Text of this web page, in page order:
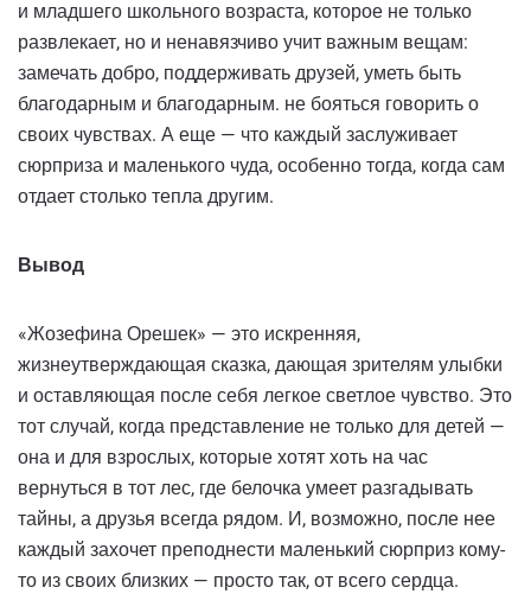
и младшего школьного возраста, которое не только
развлекает, но и ненавязчиво учит важным вещам:
замечать добро, поддерживать друзей, уметь быть
благодарным и благодарным. не бояться говорить о
своих чувствах. А еще — что каждый заслуживает
сюрприза и маленького чуда, особенно тогда, когда сам
отдает столько тепла другим.
Вывод
«Жозефина Орешек» — это искренняя,
жизнеутверждающая сказка, дающая зрителям улыбки
и оставляющая после себя легкое светлое чувство. Это
тот случай, когда представление не только для детей —
она и для взрослых, которые хотят хоть на час
вернуться в тот лес, где белочка умеет разгадывать
тайны, а друзья всегда рядом. И, возможно, после нее
каждый захочет преподнести маленький сюрприз кому-
то из своих близких — просто так, от всего сердца.